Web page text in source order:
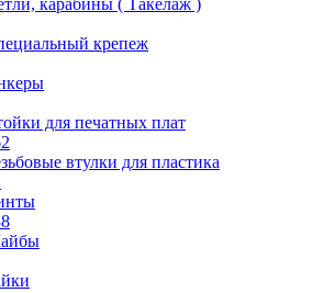
крепеж
для печатных плат
втулки для пластика